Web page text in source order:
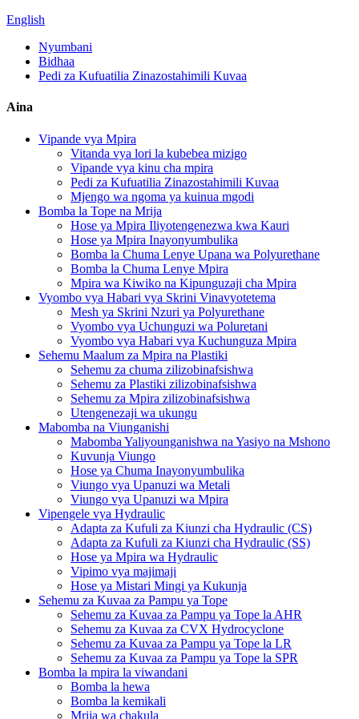
English
Nyumbani
Bidhaa
Pedi za Kufuatilia Zinazostahimili Kuvaa
Aina
Vipande vya Mpira
Vitanda vya lori la kubebea mizigo
Vipande vya kinu cha mpira
Pedi za Kufuatilia Zinazostahimili Kuvaa
Mjengo wa ngoma ya kuinua mgodi
Bomba la Tope na Mrija
Hose ya Mpira Iliyotengenezwa kwa Kauri
Hose ya Mpira Inayonyumbulika
Bomba la Chuma Lenye Upana wa Polyurethane
Bomba la Chuma Lenye Mpira
Mpira wa Kiwiko na Kipunguzaji cha Mpira
Vyombo vya Habari vya Skrini Vinavyotetema
Mesh ya Skrini Nzuri ya Polyurethane
Vyombo vya Uchunguzi wa Poluretani
Vyombo vya Habari vya Kuchunguza Mpira
Sehemu Maalum za Mpira na Plastiki
Sehemu za chuma zilizobinafsishwa
Sehemu za Plastiki zilizobinafsishwa
Sehemu za Mpira zilizobinafsishwa
Utengenezaji wa ukungu
Mabomba na Viunganishi
Mabomba Yaliyounganishwa na Yasiyo na Mshono
Kuvunja Viungo
Hose ya Chuma Inayonyumbulika
Viungo vya Upanuzi wa Metali
Viungo vya Upanuzi wa Mpira
Vipengele vya Hydraulic
Adapta za Kufuli za Kiunzi cha Hydraulic (CS)
Adapta za Kufuli za Kiunzi cha Hydraulic (SS)
Hose ya Mpira wa Hydraulic
Vipimo vya majimaji
Hose ya Mistari Mingi ya Kukunja
Sehemu za Kuvaa za Pampu ya Tope
Sehemu za Kuvaa za Pampu ya Tope la AHR
Sehemu za Kuvaa za CVX Hydrocyclone
Sehemu za Kuvaa za Pampu ya Tope la LR
Sehemu za Kuvaa za Pampu ya Tope la SPR
Bomba la mpira la viwandani
Bomba la hewa
Bomba la kemikali
Mrija wa chakula